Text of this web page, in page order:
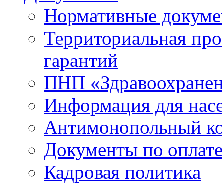
Нормативные
Территориальная
гарантий
ПНП
Информация для
Антимонопольный
Документы по
Кадровая политика